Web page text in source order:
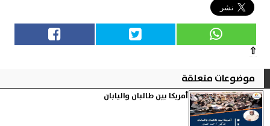
⇧
موضوعات متعلقة
أمريكا بين طالبان واليابان